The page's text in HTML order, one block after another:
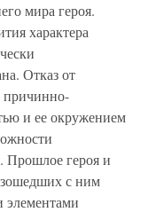
мира героя.
характера
Отказ от
причинно-
и ее окружением
Прошлое героя и
с ним
элементами